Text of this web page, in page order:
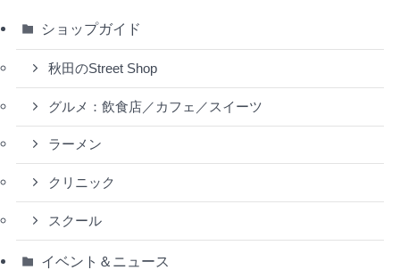
ショップガイド
秋田のStreet Shop
グルメ：飲食店／カフェ／スイーツ
ラーメン
クリニック
スクール
イベント＆ニュース